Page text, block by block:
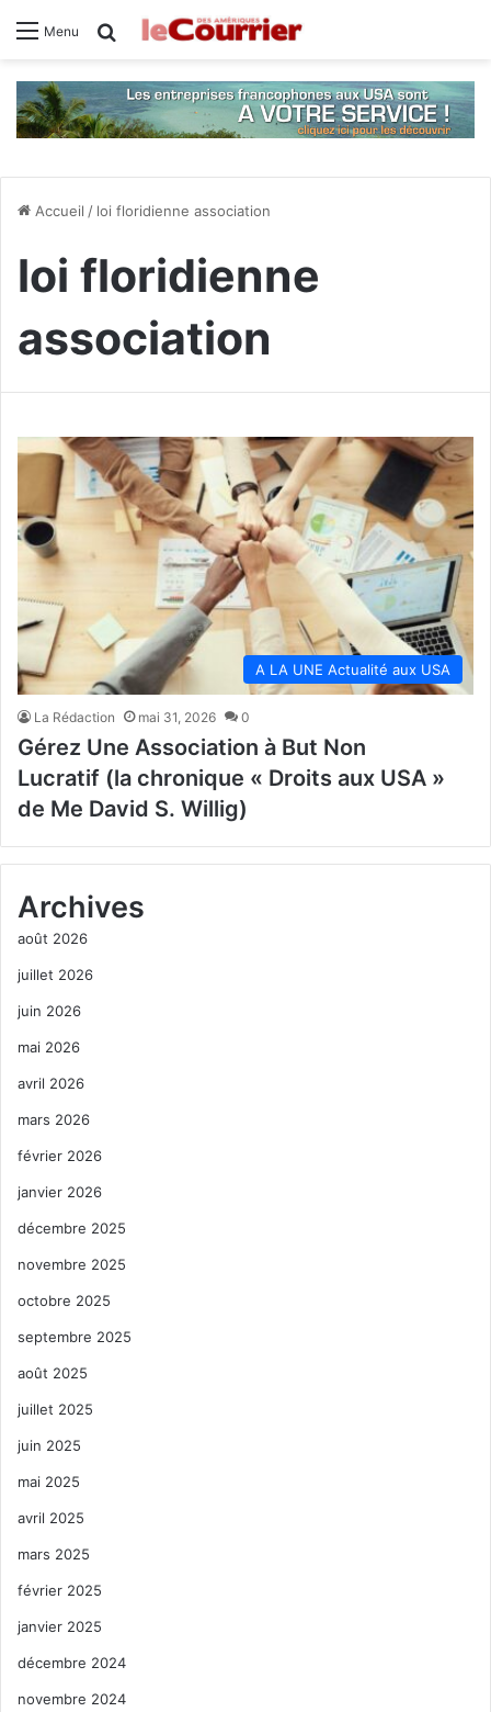
Menu Rechercher
Accueil / loi floridienne association
loi floridienne
association
A LA UNE Actualité aux USA
La Rédaction mai 31, 2026 0
Gérez Une Association à But Non
Lucratif (la chronique « Droits aux USA »
de Me David S. Willig)
Archives
août 2026
juillet 2026
juin 2026
mai 2026
avril 2026
mars 2026
février 2026
janvier 2026
décembre 2025
novembre 2025
octobre 2025
septembre 2025
août 2025
juillet 2025
juin 2025
mai 2025
avril 2025
mars 2025
février 2025
janvier 2025
décembre 2024
novembre 2024